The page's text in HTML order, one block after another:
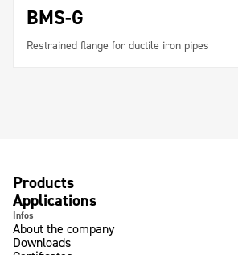
BMS-G
Restrained ﬂange for ductile iron pipes
Products
Applications
Infos
About the company
Downloads